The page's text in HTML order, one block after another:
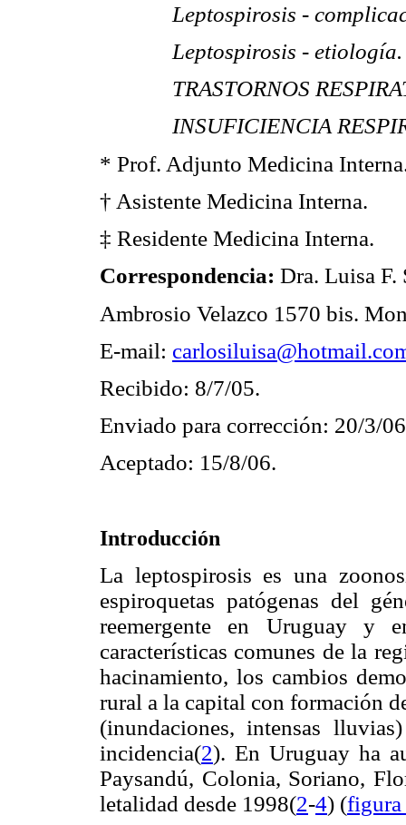
Leptospirosis -
Leptospirosis - etiología.
TRASTORNOS
INSUFICIENCIA
* Prof. Adjunto Medicina
† Asistente Medicina Interna.
‡ Residente Medicina Interna.
Correspondencia: Dra. Luisa
Ambrosio Velazco 1570 bis.
E-mail:
Recibido: 8/7/05.
Enviado para corrección: 20/3/
Aceptado: 15/8/06.
Introducción
La leptospirosis es una
espiroquetas patógenas del
reemergente en Uruguay y
características comunes de la
hacinamiento, los cambios
rural a la capital con formación
(inundaciones, intensas
incidencia(2). En Uruguay ha
Paysandú, Colonia, Soriano,
letalidad desde 1998(2-4) (figura